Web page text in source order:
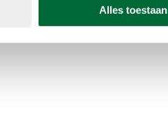
Alles toestaan